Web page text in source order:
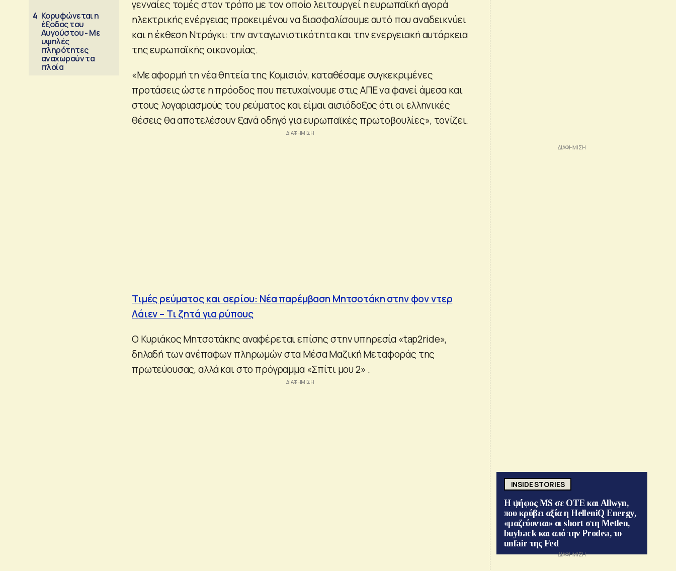
4 Κορυφώνεται η
έξοδος του
Αυγούστου - Με
υψηλές
πληρότητες
αναχωρούν τα
πλοία
γενναίες τομές στον τρόπο με τον οποίο λειτουργεί η ευρωπαϊκή αγορά
ηλεκτρικής ενέργειας προκειμένου να διασφαλίσουμε αυτό που αναδεικνύει
και η έκθεση Ντράγκι: την ανταγωνιστικότητα και την ενεργειακή αυτάρκεια
της ευρωπαϊκής οικονομίας.
«Με αφορμή τη νέα θητεία της Κομισιόν, καταθέσαμε συγκεκριμένες
προτάσεις ώστε η πρόοδος που πετυχαίνουμε στις ΑΠΕ να φανεί άμεσα και
στους λογαριασμούς του ρεύματος και είμαι αισιόδοξος ότι οι ελληνικές
θέσεις θα αποτελέσουν ξανά οδηγό για ευρωπαϊκές πρωτοβουλίες», τονίζει.
Τιμές ρεύματος και αερίου: Νέα παρέμβαση Μητσοτάκη στην φον ντερ
Λάιεν – Τι ζητά για ρύπους
Ο Κυριάκος Μητσοτάκης αναφέρεται επίσης στην υπηρεσία «tap2ride»,
δηλαδή των ανέπαφων πληρωμών στα Μέσα Μαζική Μεταφοράς της
πρωτεύουσας, αλλά και στο πρόγραμμα «Σπίτι μου 2» .
INSIDE STORIES
Η ψήφος MS σε ΟΤΕ και Allwyn,
που κρύβει αξία η HelleniQ Energy,
«μαζεύονται» οι short στη Metlen,
buyback και από την Prodea, το
unfair της Fed